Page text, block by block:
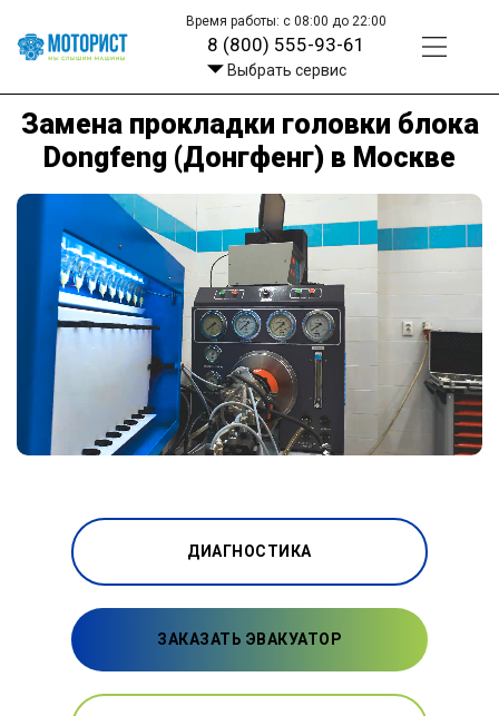
Время работы: с 08:00 до 22:00
8 (800) 555-93-61
Выбрать сервис
Замена прокладки головки блока
Dongfeng (Донгфенг) в Москве
ДИАГНОСТИКА
ЗАКАЗАТЬ ЭВАКУАТОР